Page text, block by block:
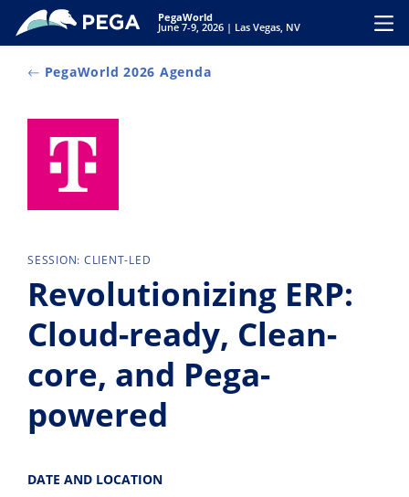
Vai direttamente al contenuto principale
PegaWorld
June 7-9, 2026 | Las Vegas, NV
PegaWorld 2026 Agenda
SESSION: CLIENT-LED
Revolutionizing ERP:
Cloud-ready, Clean-
core, and Pega-
powered
DATE AND LOCATION